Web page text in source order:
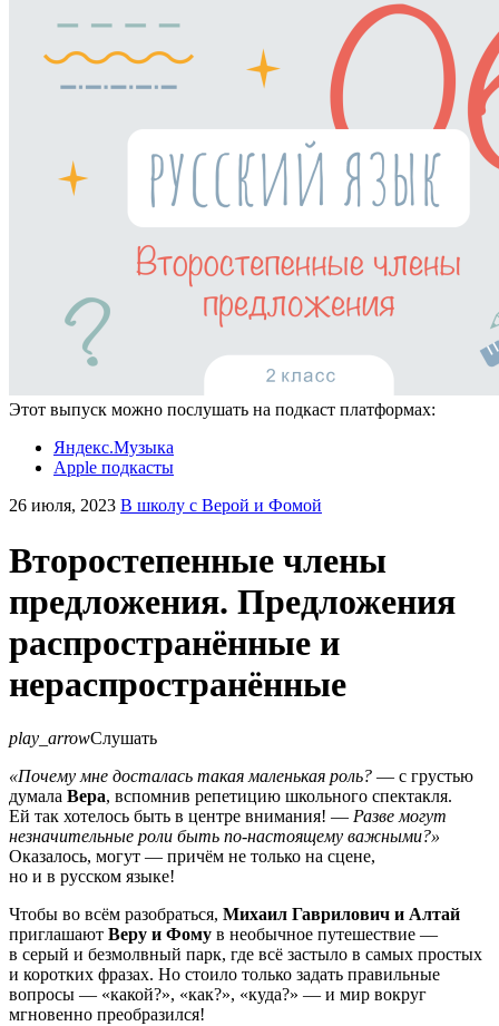
Этот выпуск можно послушать на подкаст платформах:
Яндекс.Музыка
Apple подкасты
26 июля, 2023 В школу с Верой и Фомой
Второстепенные члены
предложения. Предложения
распространённые и
нераспространённые
play_arrowСлушать
«Почему мне досталась такая маленькая роль? — с грустью
думала Вера, вспомнив репетицию школьного спектакля.
Ей так хотелось быть в центре внимания! — Разве могут
незначительные роли быть по-настоящему важными?»
Оказалось, могут — причём не только на сцене,
но и в русском языке!
Чтобы во всём разобраться, Михаил Гаврилович и Алтай
приглашают Веру и Фому в необычное путешествие —
в серый и безмолвный парк, где всё застыло в самых простых
и коротких фразах. Но стоило только задать правильные
вопросы — «какой?», «как?», «куда?» — и мир вокруг
мгновенно преобразился!